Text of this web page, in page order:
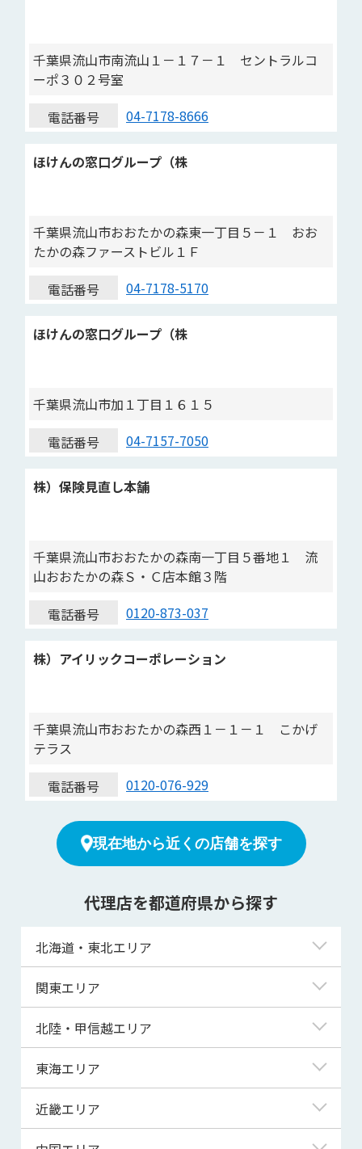
千葉県流山市南流山１－１７－１ セントラルコ
ーポ３０２号室
電話番号
04-7178-8666
ほけんの窓口グループ（株
千葉県流山市おおたかの森東一丁目５－１ おお
たかの森ファーストビル１Ｆ
電話番号
04-7178-5170
ほけんの窓口グループ（株
千葉県流山市加１丁目１６１５
電話番号
04-7157-7050
株）保険見直し本舗
千葉県流山市おおたかの森南一丁目５番地１ 流
山おおたかの森Ｓ・Ｃ店本館３階
電話番号
0120-873-037
株）アイリックコーポレーション
千葉県流山市おおたかの森西１－１－１ こかげ
テラス
電話番号
0120-076-929
現在地から近くの店舗を探す
代理店を都道府県から探す
北海道・東北エリア
北海道
青森県
宮城県
秋田県
関東エリア
東京都
神奈川県
埼玉県
千葉県
北陸・甲信越エリア
新潟県
富山県
東海エリア
岐阜県
静岡県
近畿エリア